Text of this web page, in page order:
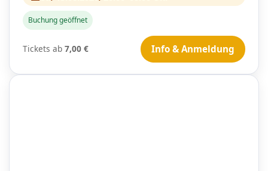
Buchung geöffnet
Tickets ab7,00 € Info & Anmeldung